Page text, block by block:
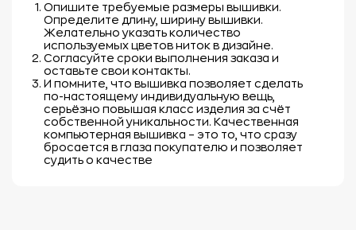
Опишите требуемые размеры вышивки.
Определите длину, ширину вышивки.
Желательно указать количество
используемых цветов ниток в дизайне.
Согласуйте сроки выполнения заказа и
оставьте свои контакты.
И помните, что вышивка позволяет сделать
по-настоящему индивидуальную вещь,
серьёзно повышая класс изделия за счёт
собственной уникальности. Качественная
компьютерная вышивка – это то, что сразу
бросается в глаза покупателю и позволяет
судить о качестве